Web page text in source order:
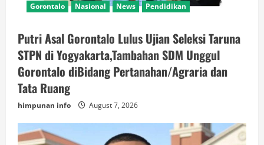
Gorontalo Nasional News Pendidikan
Putri Asal Gorontalo Lulus Ujian Seleksi Taruna
STPN di Yogyakarta,Tambahan SDM Unggul
Gorontalo diBidang Pertanahan/Agraria dan
Tata Ruang
himpunan info August 7, 2026